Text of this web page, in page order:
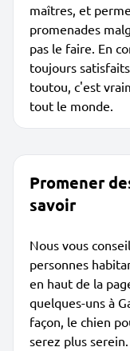
maîtres, et
promenades
pas le faire. En
toujours
toutou, c'est
tout le monde.
Promener
savoir
Nous vous
personnes
en haut de la
quelques-uns à
façon, le chien
serez plus